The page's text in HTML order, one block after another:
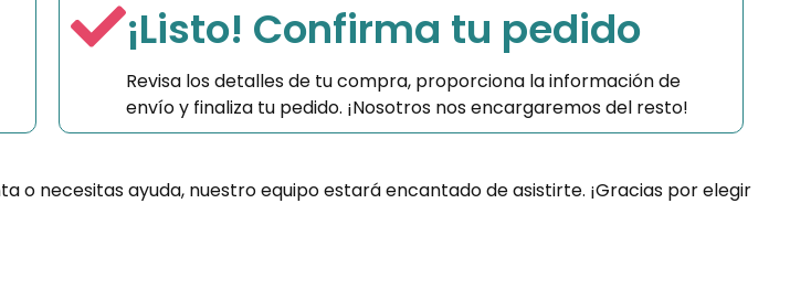
¡Listo! Confirma tu pedido
Revisa los detalles de tu compra, proporciona la información de
envío y finaliza tu pedido. ¡Nosotros nos encargaremos del resto!
o necesitas ayuda, nuestro equipo estará encantado de asistirte. ¡Gracias por elegir